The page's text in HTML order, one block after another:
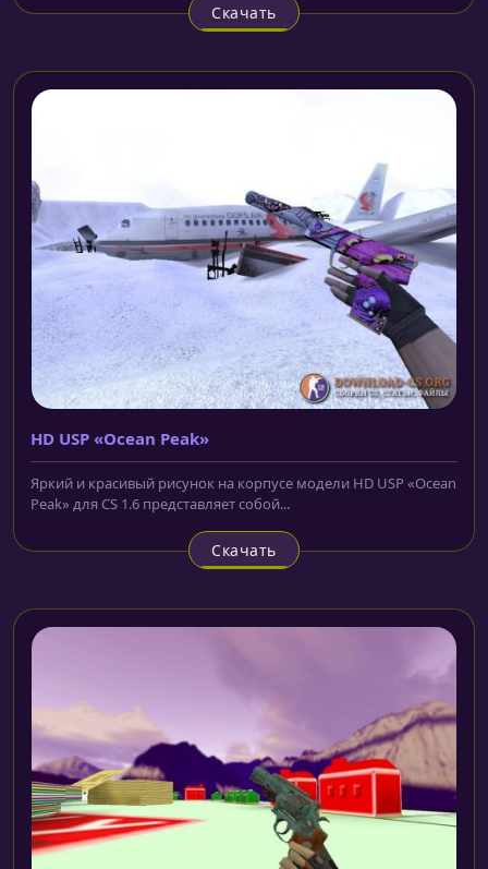
Скачать
HD USP «Ocean Peak»
Яркий и красивый рисунок на корпусе модели HD USP «Ocean
Peak» для CS 1.6 представляет собой...
Скачать